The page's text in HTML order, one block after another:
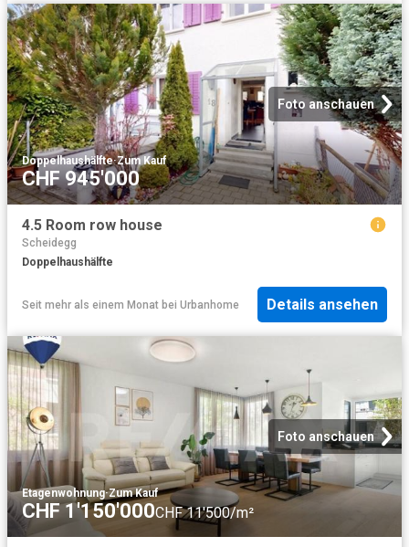
Foto anschauen
Doppelhaushälfte·Zum Kauf
CHF 945'000
4.5 Room row house
Scheidegg
Doppelhaushälfte
Seit mehr als einem Monat bei Urbanhome Details ansehen
Foto anschauen
Etagenwohnung·Zum Kauf
CHF 1'150'000CHF 11'500/m²